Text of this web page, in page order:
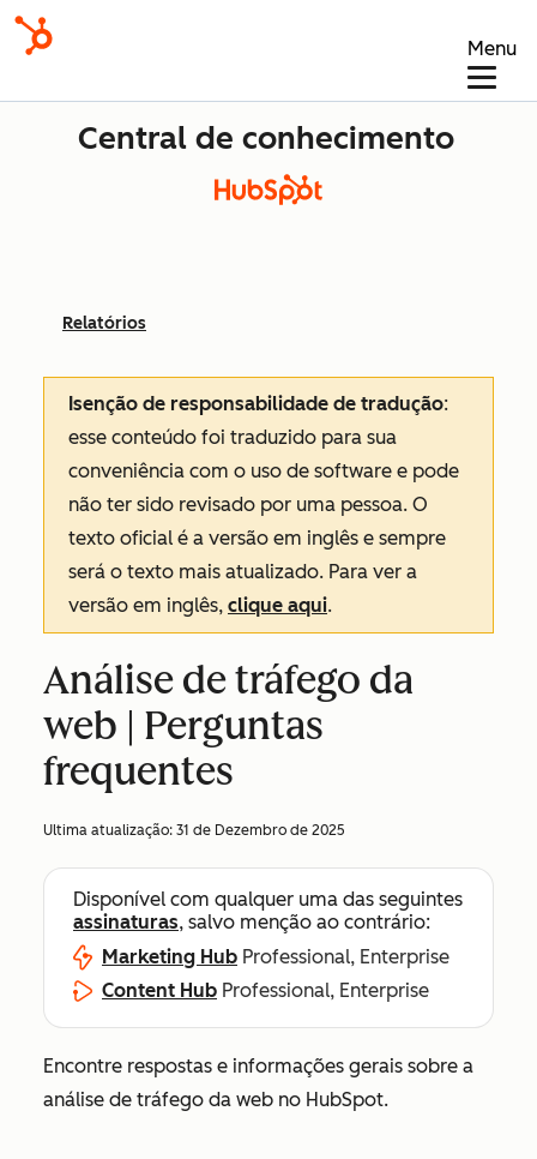
Menu
Central de conhecimento
Relatórios
Isenção de responsabilidade de tradução:
esse conteúdo foi traduzido para sua
conveniência com o uso de software e pode
não ter sido revisado por uma pessoa. O
texto oficial é a versão em inglês e sempre
será o texto mais atualizado. Para ver a
versão em inglês, clique aqui.
Análise de tráfego da
web | Perguntas
frequentes
Ultima atualização: 31 de Dezembro de 2025
Disponível com qualquer uma das seguintes
assinaturas, salvo menção ao contrário:
Marketing Hub Professional, Enterprise
Content Hub Professional, Enterprise
Encontre respostas e informações gerais sobre a
análise de tráfego da web no HubSpot.